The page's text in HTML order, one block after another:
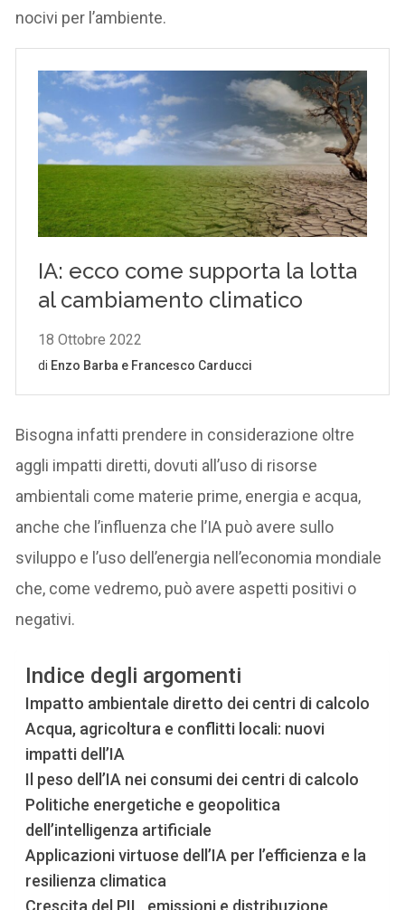
nocivi per l’ambiente.
Bisogna infatti prendere in considerazione oltre
aggli impatti diretti, dovuti all’uso di risorse
ambientali come materie prime, energia e acqua,
anche che l’influenza che l’IA può avere sullo
sviluppo e l’uso dell’energia nell’economia mondiale
che, come vedremo, può avere aspetti positivi o
negativi.
Indice degli argomenti
Impatto ambientale diretto dei centri di calcolo
Acqua, agricoltura e conflitti locali: nuovi
impatti dell’IA
Il peso dell’IA nei consumi dei centri di calcolo
Politiche energetiche e geopolitica
dell’intelligenza artificiale
Applicazioni virtuose dell’IA per l’efficienza e la
resilienza climatica
Crescita del PIL, emissioni e distribuzione